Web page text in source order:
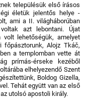
településük első írásos
életük jelentős helye -
ami a II. világháborúban
azt lebontani. Újat
lehetőségük, amelyet
Alojz Tkáč,
a templomban vette át
prímás-érseke kezéből
elhelyezendő Szent
Boldog Gizella,
Tehát együtt van az első
utolsó apostoli király.